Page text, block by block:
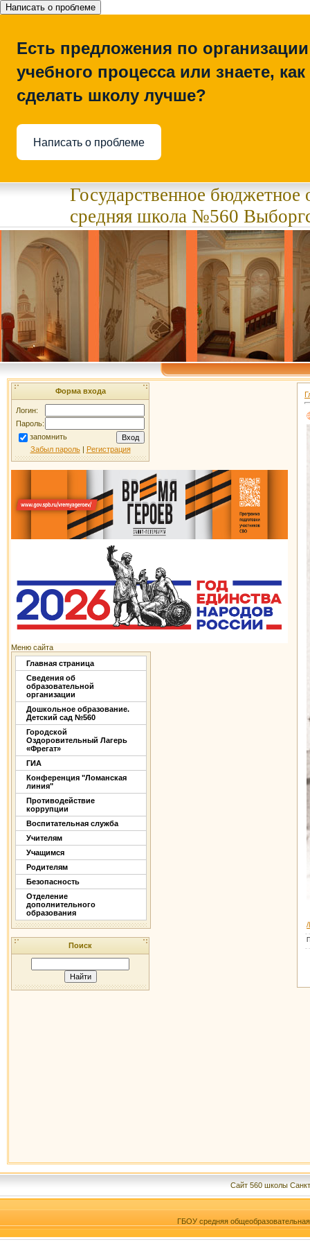
Написать о проблеме
Есть предложения по организации
учебного процесса или знаете, как
сделать школу лучше?
Написать о проблеме
Государственное бюджетное
средняя школа №560
Форма входа
Логин:
Пароль:
запомнить
Забыл пароль| Регистрация
Меню сайта
Главная страница
Сведения об
образовательной
организации
Дошкольное образование.
Детский сад №560
Городской
Оздоровительный Лагерь
«Фрегат»
ГИА
Конференция "Ломанская
линия"
Противодействие
коррупции
Воспитательная служба
Учителям
Учащимся
Родителям
Безопасность
Отделение
дополнительного
образования
Поиск
/
Сайт 560 школы
ГБОУ средняя